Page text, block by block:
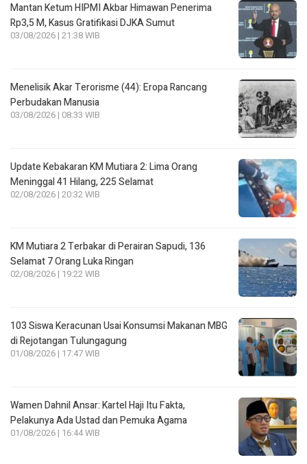
Mantan Ketum HIPMI Akbar Himawan Penerima
Rp3,5 M, Kasus Gratifikasi DJKA Sumut
03/08/2026 | 21:38 WIB
Menelisik Akar Terorisme (44): Eropa Rancang
Perbudakan Manusia
03/08/2026 | 08:33 WIB
Update Kebakaran KM Mutiara 2: Lima Orang
Meninggal 41 Hilang, 225 Selamat
02/08/2026 | 20:32 WIB
KM Mutiara 2 Terbakar di Perairan Sapudi, 136
Selamat 7 Orang Luka Ringan
02/08/2026 | 19:22 WIB
103 Siswa Keracunan Usai Konsumsi Makanan MBG
di Rejotangan Tulungagung
01/08/2026 | 17:47 WIB
Wamen Dahnil Ansar: Kartel Haji Itu Fakta,
Pelakunya Ada Ustad dan Pemuka Agama
01/08/2026 | 16:44 WIB